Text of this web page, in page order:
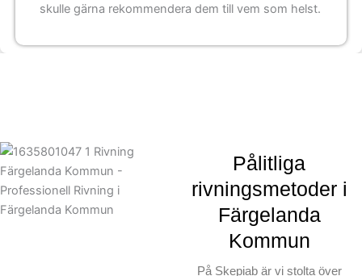
skulle gärna rekommendera dem till vem som helst.
Pålitliga
rivningsmetoder i
Färgelanda
Kommun
På Skepiab är vi stolta över